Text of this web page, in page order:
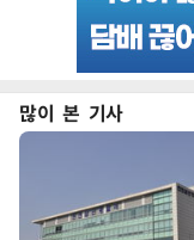
많이 본 기사